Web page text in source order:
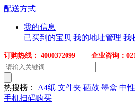
配送方式
我的信息
已买到的宝贝 我的地址管理 我
订购热线： 4000372099 企业咨询：
热搜榜： A4纸 文件夹 硒鼓 墨盒 中
手机扫码购买